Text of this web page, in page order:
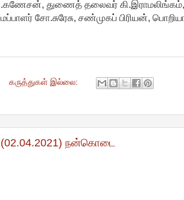
துணைத் தலைவர் கி.இராமலிங்கம்,
சண்முகப் பிரியன், பொறியாளர்
கருத்துகள் இல்லை:
நன்கொடை